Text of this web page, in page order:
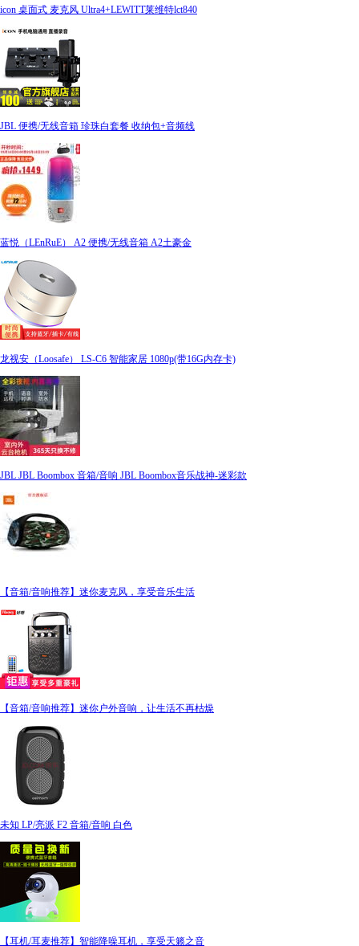
icon 桌面式 麦克风 Ultra4+LEWITT莱维特lct840
JBL 便携/无线音箱 珍珠白套餐 收纳包+音频线
蓝悦（LEnRuE） A2 便携/无线音箱 A2土豪金
龙视安（Loosafe） LS-C6 智能家居 1080p(带16G内存卡)
JBL JBL Boombox 音箱/音响 JBL Boombox音乐战神-迷彩款
【音箱/音响推荐】迷你麦克风，享受音乐生活
【音箱/音响推荐】迷你户外音响，让生活不再枯燥
未知 LP/亮派 F2 音箱/音响 白色
【耳机/耳麦推荐】智能降噪耳机，享受天籁之音